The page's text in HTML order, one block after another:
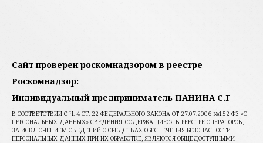
Сайт проверен роскомнадзором в реестре
Роскомнадзор:
Индивидуальный предприниматель ПАНИНА С.Г
В СООТВЕТСТВИИ С Ч. 4 СТ. 22 ФЕДЕРАЛЬНОГО ЗАКОНА ОТ 27.07.2006 №152-ФЗ «О
ПЕРСОНАЛЬНЫХ ДАННЫХ» СВЕДЕНИЯ, СОДЕРЖАЩИЕСЯ В РЕЕСТРЕ ОПЕРАТОРОВ,
ЗА ИСКЛЮЧЕНИЕМ СВЕДЕНИЙ О СРЕДСТВАХ ОБЕСПЕЧЕНИЯ БЕЗОПАСНОСТИ
ПЕРСОНАЛЬНЫХ ДАННЫХ ПРИ ИХ ОБРАБОТКЕ, ЯВЛЯЮТСЯ ОБЩЕДОСТУПНЫМИ